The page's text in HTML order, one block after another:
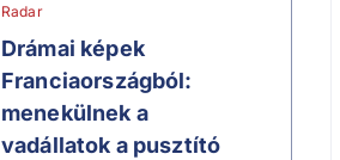
Radar
Drámai képek
Franciaországból:
menekülnek a
vadállatok a pusztító